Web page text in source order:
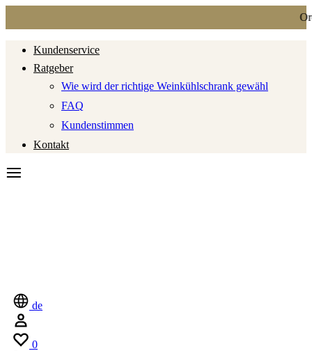
Kundenservice
Ratgeber
Wie wird der richtige Weinkühlschrank gewähl
FAQ
Kundenstimmen
Kontakt
de
0